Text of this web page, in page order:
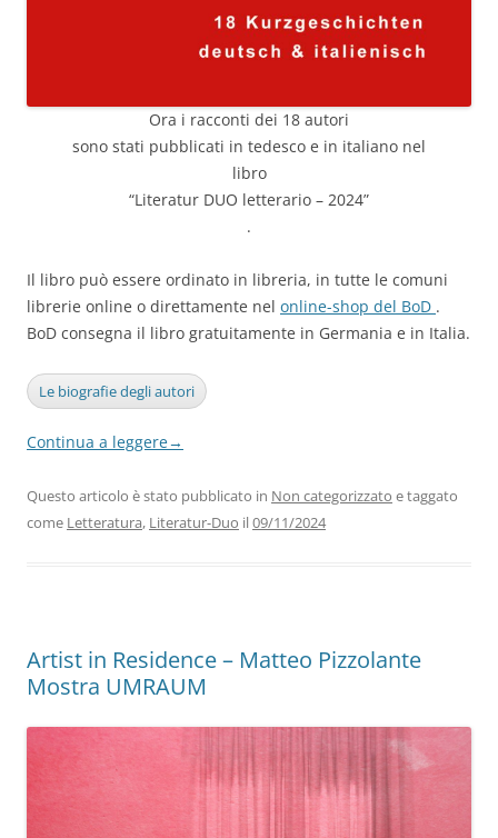
Ora i racconti dei 18 autori
sono stati pubblicati in tedesco e in italiano nel
libro
“Literatur DUO letterario – 2024”
.
Il libro può essere ordinato in libreria, in tutte le comuni
librerie online o direttamente nel online-shop del BoD .
BoD consegna il libro gratuitamente in Germania e in Italia.
Le biografie degli autori
Continua a leggere→
Questo articolo è stato pubblicato in Non categorizzato e taggato
come Letteratura, Literatur-Duo il09/11/2024
Artist in Residence – Matteo Pizzolante
Mostra UMRAUM